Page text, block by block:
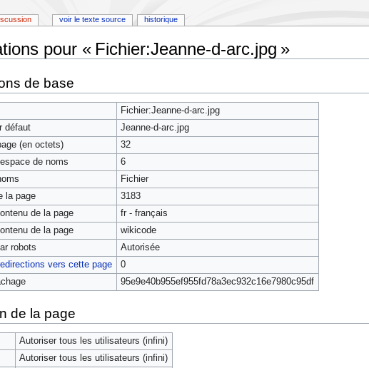
pour « Fichier:Jeanne-d-arc.jpg »
de base
Fichier:Jeanne-d-arc.jpg
défaut
Jeanne-d-arc.jpg
(en octets)
32
de noms
6
Fichier
la page
3183
de la page
fr - français
de la page
wikicode
robots
Autorisée
vers cette page
0
95e9e40b955ef955fd78a3ec932c16e7980c95df
de la page
Autoriser tous les utilisateurs (infini)
Autoriser tous les utilisateurs (infini)
voir le texte source historique